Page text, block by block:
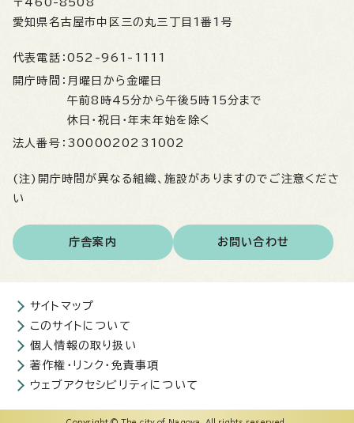
〒460-8508
愛知県名古屋市中区三の丸三丁目1番1号
代表電話： 052-961-1111
開庁時間： 月曜日から金曜日
午前8時45分から午後5時15分まで
休日・祝日・年末年始を除く
法人番号： 3000020231002
(注)開庁時間が異なる組織、施設がありますのでご注意くださ
い
庁舎案内 お問い合わせ
サイトマップ
このサイトについて
個人情報の取り扱い
著作権・リンク・免責事項
ウェブアクセシビリティについて